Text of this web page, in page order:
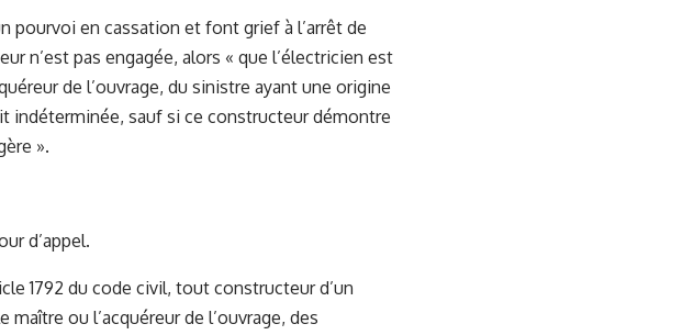
pourvoi en cassation et font grief à l’arrêt de
n’est pas engagée, alors « que l’électricien est
de l’ouvrage, du sinistre ayant une origine
indéterminée, sauf si ce constructeur démontre
».
d’appel.
1792 du code civil, tout constructeur d’un
maître ou l’acquéreur de l’ouvrage, des